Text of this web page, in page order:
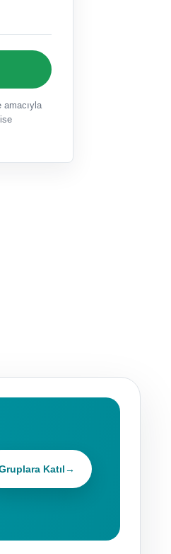
amacıyla
Katıl→